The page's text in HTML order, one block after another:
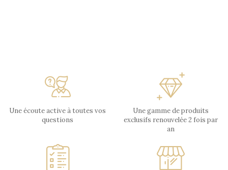
Une écoute active à toutes vos
questions
Une gamme de produits
exclusifs renouvelée 2 fois par
an